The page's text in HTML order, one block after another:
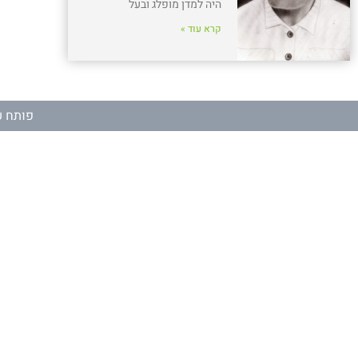
היה למדן מופלג ובעל
קרא עוד »
פותח